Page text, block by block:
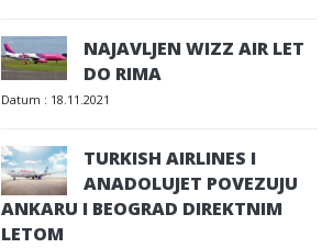
NAJAVLJEN WIZZ AIR LET
DO RIMA
Datum : 18.11.2021
TURKISH AIRLINES I
ANADOLUJET POVEZUJU
ANKARU I BEOGRAD DIREKTNIM
LETOM